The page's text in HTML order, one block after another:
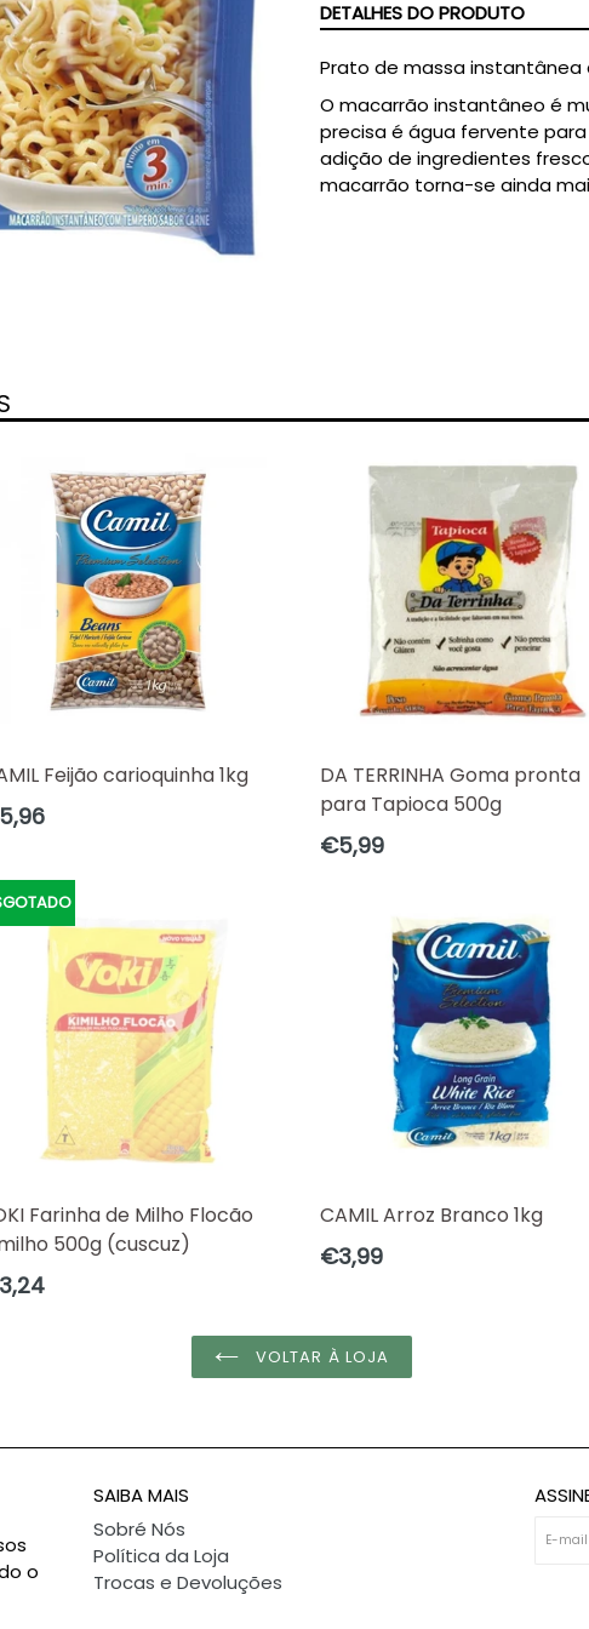
DETALHES DO PRODUTO
Prato de massa instantânea
O macarrão instantâneo é
precisa é água fervente
adição de ingredientes
macarrão torna-se ainda
Feijão carioquinha 1kg
DA TERRINHA Goma pronta
para Tapioca 500g
Preço
€5,99
Farinha de Milho Flocão
500g (cuscuz)
CAMIL Arroz Branco 1kg
Preço
€3,99
VOLTAR À LOJA
o
SAIBA MAIS
Sobré Nós
Política da Loja
Trocas e Devoluções